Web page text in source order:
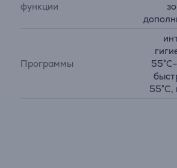
функции
Программы
55°C,